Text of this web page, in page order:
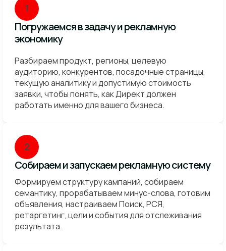
1
Погружаемся в задачу и рекламную
экономику
Разбираем продукт, регионы, целевую
аудиторию, конкурентов, посадочные страницы,
текущую аналитику и допустимую стоимость
заявки, чтобы понять, как Директ должен
работать именно для вашего бизнеса.
2
Собираем и запускаем рекламную систему
Формируем структуру кампаний, собираем
семантику, прорабатываем минус-слова, готовим
объявления, настраиваем Поиск, РСЯ,
ретаргетинг, цели и события для отслеживания
результата.